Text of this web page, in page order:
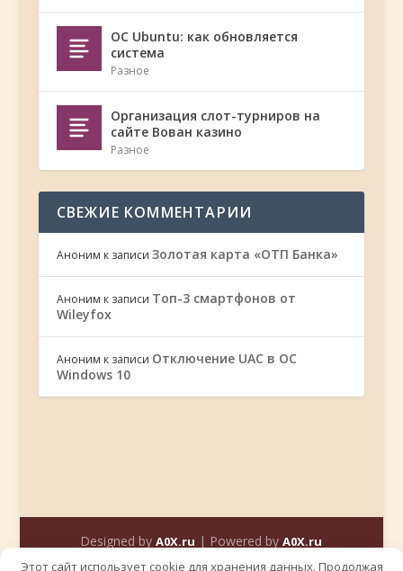
ОС Ubuntu: как обновляется
система
Разное
Организация слот-турниров на
сайте Вован казино
Разное
СВЕЖИЕ КОММЕНТАРИИ
Аноним к записи Золотая карта «ОТП Банка»
Аноним к записи Топ-3 смартфонов от
Wileyfox
Аноним к записи Отключение UAC в ОС
Windows 10
Designed byA0X.ru | Powered byA0X.ru
Этот сайт использует cookie для хранения данных. Продолжая